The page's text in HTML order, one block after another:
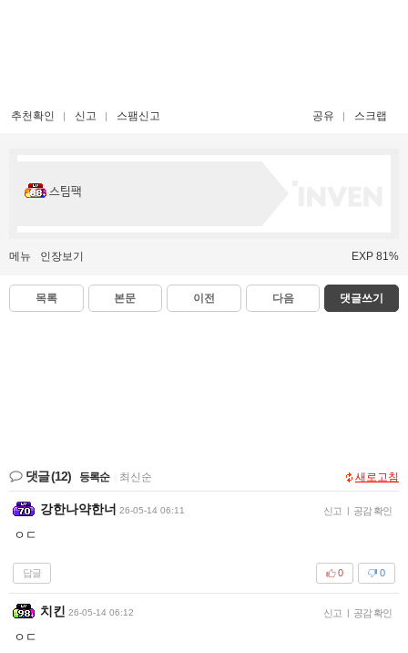
추천확인 신고 스팸신고 공유 스크랩
스팀팩
메뉴 인장보기 EXP 81%
목록 본문 이전 다음 댓글쓰기
댓글(12) 등록순 최신순 새로고침
강한나약한너 26-05-14 06:11 신고 | 공감 확인
ㅇㄷ
답글 0
0
치킨 26-05-14 06:12 신고 | 공감 확인
ㅇㄷ